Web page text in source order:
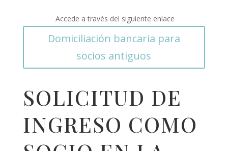
Accede a través del siguiente enlace
Domiciliación bancaria para
socios antiguos
SOLICITUD DE
INGRESO COMO